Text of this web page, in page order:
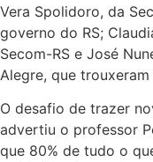
Vera Spolidoro, da
governo do RS;
Secom-RS e José
Alegre, que
O desafio de trazer
advertiu o professor
que 80% de tudo o